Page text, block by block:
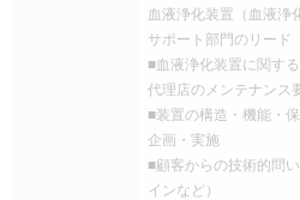
血液浄化装置（血液浄
サポート部門のリード
■血液浄化装置に関す
代理店のメンテナンス
■装置の構造・機能・
企画・実施
■顧客からの技術的問
インなど）